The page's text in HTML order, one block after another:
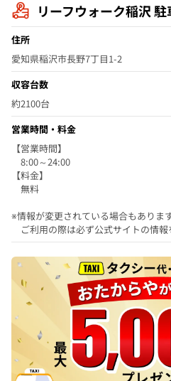
リーフウォーク稲沢 駐
住所
愛知県稲沢市長野7丁目1-2
収容台数
約2100台
営業時間・料金
【営業時間】
8:00～24:00
【料金】
無料
※情報が変更されている場合もありま
ご利用の際は必ず公式サイトの情報